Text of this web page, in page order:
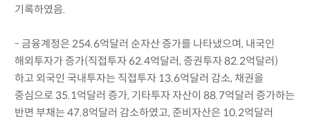
기록하였음.
- 금융계정은 254.6억달러 순자산 증가를 나타냈으며, 내국인
해외투자가 증가(직접투자 62.4억달러, 증권투자 82.2억달러)
하고 외국인 국내투자는 직접투자 13.6억달러 감소, 채권을
중심으로 35.1억달러 증가, 기타투자 자산이 88.7억달러 증가하는
반면 부채는 47.8억달러 감소하였고, 준비자산은 10.2억달러